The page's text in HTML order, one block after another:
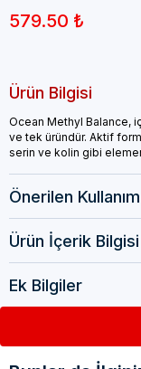
579.50 ₺
Ürün Bilgisi
Ocean Methyl Balance,
ve tek üründür. Aktif
serin ve kolin gibi
Önerilen Kullanım
Ürün İçerik Bilgisi
Ek Bilgiler